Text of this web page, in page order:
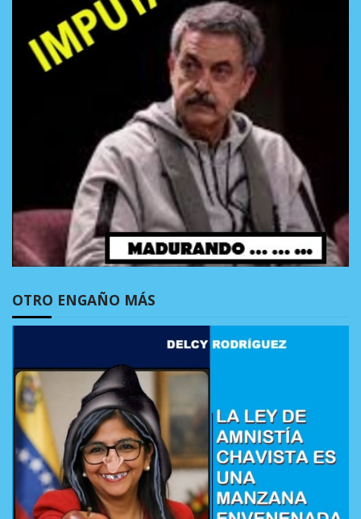
OTRO ENGAÑO MÁS